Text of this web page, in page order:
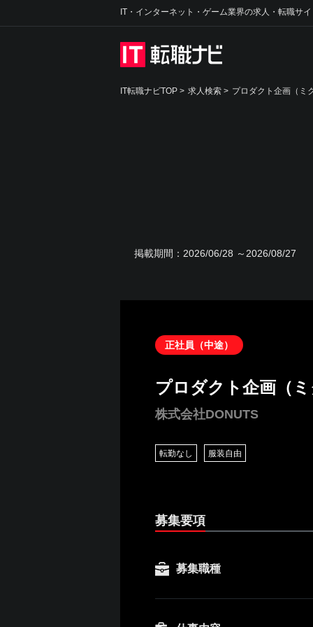
IT・インターネット・ゲーム業界の求人・転職サ
IT転職ナビTOP > 求人検索 > プロダクト企画（ミ
掲載期間： 2026/06/28 ～2026/08/27
正社員（中途）
プロダクト企画（
株式会社DONUTS
転勤なし 服装自由
募集要項
募集職種